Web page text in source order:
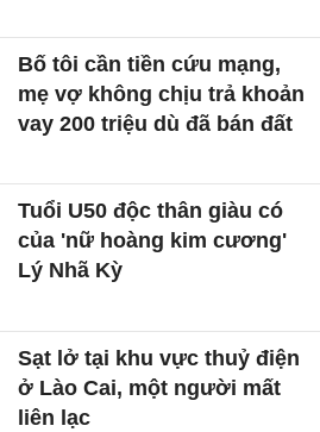
Bố tôi cần tiền cứu mạng,
mẹ vợ không chịu trả khoản
vay 200 triệu dù đã bán đất
Tuổi U50 độc thân giàu có
của 'nữ hoàng kim cương'
Lý Nhã Kỳ
Sạt lở tại khu vực thuỷ điện
ở Lào Cai, một người mất
liên lạc